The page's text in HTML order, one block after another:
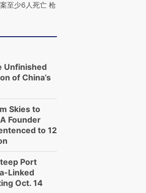
至少6人死亡 枪
Unfinished
of China’s
Skies to
Founder
to 12
Port
Linked
Oct. 14